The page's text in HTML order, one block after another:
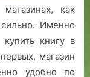
как
Именно
книгу в
магазин
удобно по